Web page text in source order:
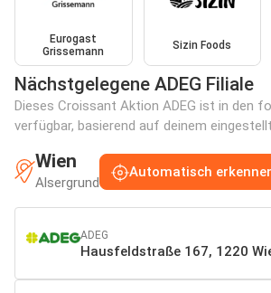
Eurogast
Grissemann
Sizin Foods
Nächstgelegene ADEG Filiale
Dieses Croissant Aktion ADEG ist in den
verfügbar, basierend auf deinem
Wien
Alsergrund
Automatisch
ADEG
Hausfeldstraße 167, 1220